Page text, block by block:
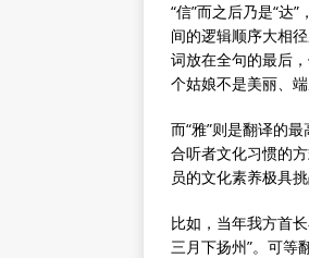
“信”而之后乃是“达
间的逻辑顺序大相
词放在全句的最后
个姑娘不是美丽、
而“雅”则是翻译的
合听者文化习惯的
员的文化素养极具挑
比如，当年我方首
三月下扬州”。可等